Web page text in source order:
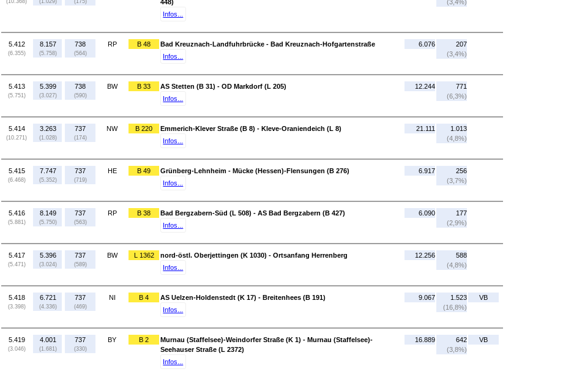
(10.368) (1.029) (175)
448)
Infos...
(3,4%)
5.412
(6.355)
8.157
(5.758)
738
(564)
RP B 48
Bad Kreuznach-Landfuhrbrücke - Bad Kreuznach-Hofgartenstraße
Infos...
6.076
207
(3,4%)
5.413
(5.751)
5.399
(3.027)
738
(590)
BW B 33
AS Stetten (B 31) - OD Markdorf (L 205)
Infos...
12.244
771
(6,3%)
5.414
(10.271)
3.263
(1.028)
737
(174)
NW B 220
Emmerich-Klever Straße (B 8) - Kleve-Oraniendeich (L 8)
Infos...
21.111
1.013
(4,8%)
5.415
(6.468)
7.747
(5.352)
737
(719)
HE B 49
Grünberg-Lehnheim - Mücke (Hessen)-Flensungen (B 276)
Infos...
6.917
256
(3,7%)
5.416
(5.881)
8.149
(5.750)
737
(563)
RP B 38
Bad Bergzabern-Süd (L 508) - AS Bad Bergzabern (B 427)
Infos...
6.090
177
(2,9%)
5.417
(5.471)
5.396
(3.024)
737
(589)
BW L 1362
nord-östl. Oberjettingen (K 1030) - Ortsanfang Herrenberg
Infos...
12.256
588
(4,8%)
5.418
(3.398)
6.721
(4.336)
737
(469)
NI B 4
AS Uelzen-Holdenstedt (K 17) - Breitenhees (B 191)
Infos...
9.067
1.523
(16,8%)
VB
5.419
(3.046)
4.001
(1.681)
737
(330)
BY B 2
Murnau (Staffelsee)-Weindorfer Straße (K 1) - Murnau (Staffelsee)-
Seehauser Straße (L 2372)
Infos...
16.889
642
(3,8%)
VB